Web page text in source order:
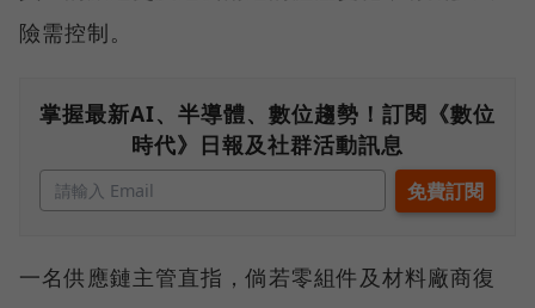
險需控制。
掌握最新AI、半導體、數位趨勢！訂閱《數位
時代》日報及社群活動訊息
一名供應鏈主管直指，倘若零組件及材料廠商復